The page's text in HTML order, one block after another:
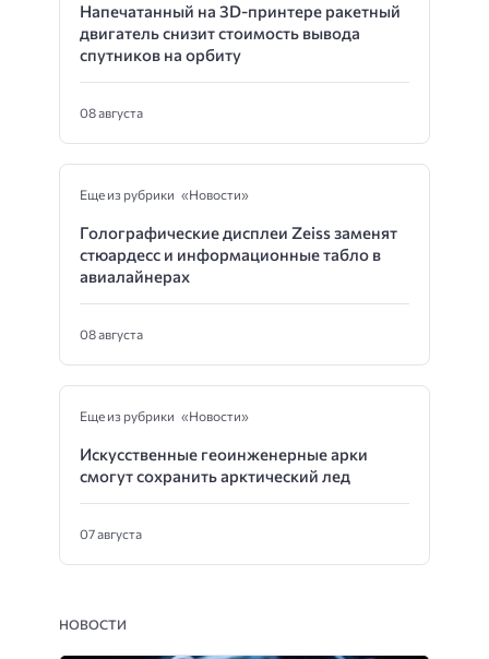
Напечатанный на 3D-принтере ракетный
двигатель снизит стоимость вывода
спутников на орбиту
08 августа
Еще из рубрики «Новости»
Голографические дисплеи Zeiss заменят
стюардесс и информационные табло в
авиалайнерах
08 августа
Еще из рубрики «Новости»
Искусственные геоинженерные арки
смогут сохранить арктический лед
07 августа
НОВОСТИ